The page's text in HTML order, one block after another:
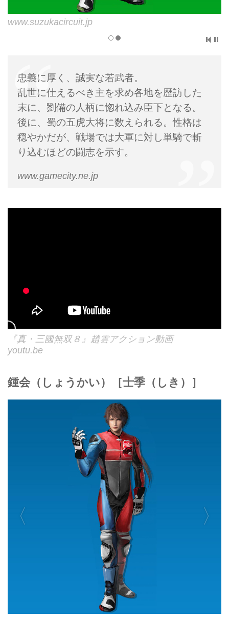
www.gamecity.ne.jp
www.suzukacircuit.jp
忠義に厚く、誠実な若武者。
乱世に仕えるべき主を求め各地を歴訪した
末に、劉備の人柄に惚れ込み臣下となる。
後に、蜀の五虎大将に数えられる。性格は
穏やかだが、戦場では大軍に対し単騎で斬
り込むほどの闘志を示す。
www.gamecity.ne.jp
『真・三國無双８』趙雲アクション動画
youtu.be
鍾会（しょうかい）［士季（しき）］